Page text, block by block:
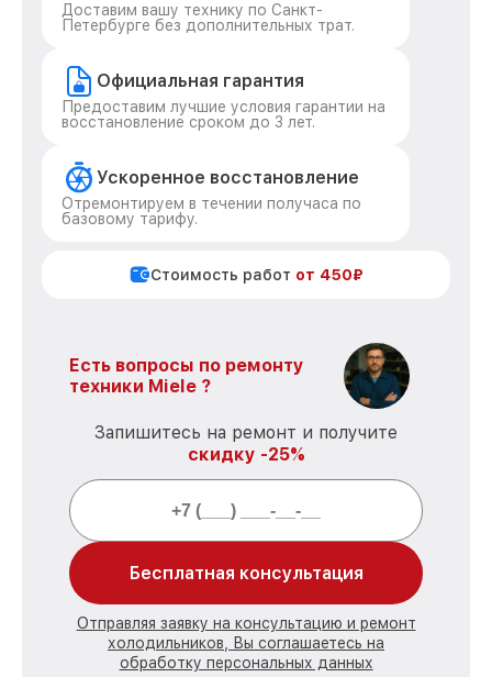
Доставим вашу технику по Санкт-
Петербурге без дополнительных трат.
Официальная гарантия
Предоставим лучшие условия гарантии на
восстановление сроком до 3 лет.
Ускоренное восстановление
Отремонтируем в течении получаса по
базовому тарифу.
Стоимость работ от 450₽
Есть вопросы по ремонту
техники Miele ?
Запишитесь на ремонт и получите
скидку -25%
Бесплатная консультация
Отправляя заявку на консультацию и ремонт
холодильников, Вы соглашаетесь на
обработку персональных данных